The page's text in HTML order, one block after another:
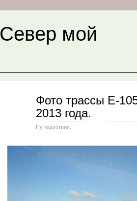
Север мой
Фото трассы Е-
2013 года.
Путешествия.